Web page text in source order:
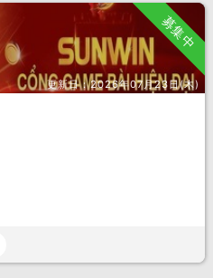
募集中
更新日：2026年07月23日(木)